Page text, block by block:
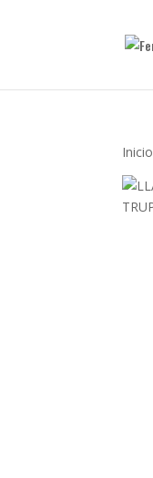
Inicio